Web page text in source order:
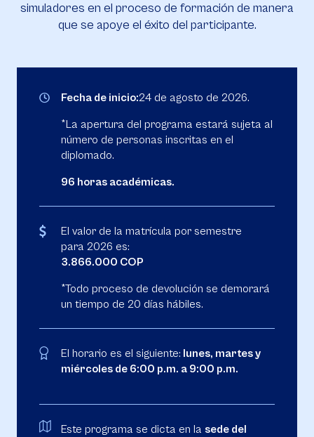
simuladores en el proceso de formación de manera
que se apoye el éxito del participante.
Fecha de inicio:24 de agosto de 2026.
*La apertura del programa estará sujeta al
número de personas inscritas en el
diplomado.
96 horas académicas.
El valor de la matrícula por semestre
para 2026 es:
3.866.000 COP
*Todo proceso de devolución se demorará
un tiempo de 20 días hábiles.
El horario es el siguiente: lunes, martes y
miércoles de 6:00 p.m. a 9:00 p.m.
Este programa se dicta en la sede del